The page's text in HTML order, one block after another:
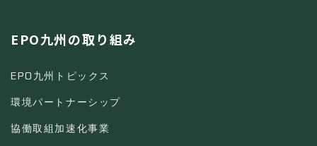
EPO九州の取り組み
EPO九州トピックス
環境パートナーシップ
協働取組加速化事業